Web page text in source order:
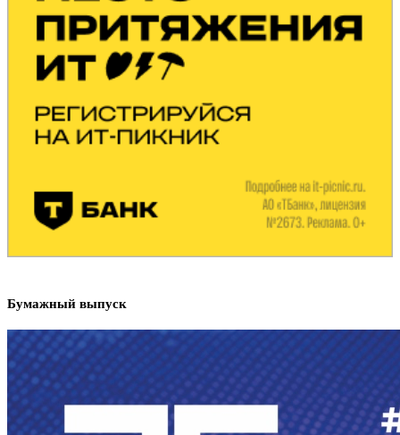
Бумажный выпуск